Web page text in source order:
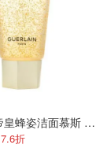
Guerlain 帝皇蜂姿洁面慕斯 175ml
折